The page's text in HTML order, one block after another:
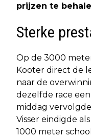
prijzen te
Sterke
Op de 3000
Kooter direct de
naar de
dezelfde race
middag
Visser eindigde
1000 meter